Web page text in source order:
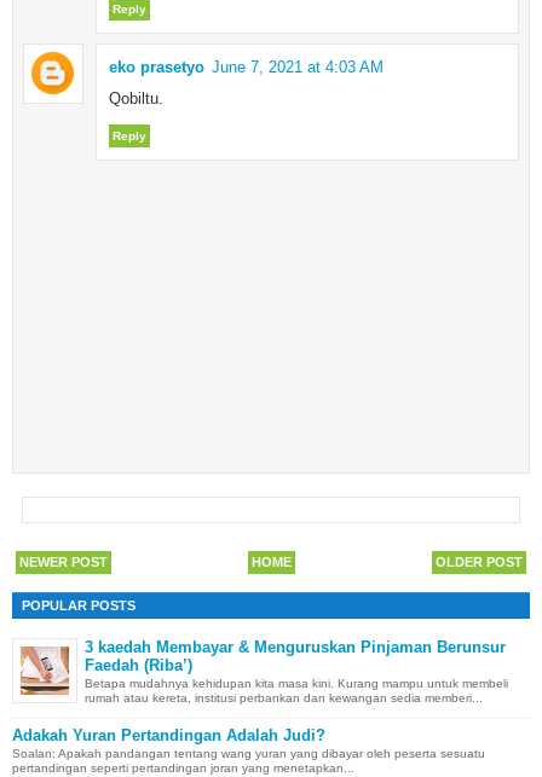
Reply
eko prasetyo June 7, 2021 at 4:03 AM
Qobiltu.
Reply
NEWER POST OLDER POST
HOME
POPULAR POSTS
3 kaedah Membayar & Menguruskan Pinjaman Berunsur
Faedah (Riba’)
Betapa mudahnya kehidupan kita masa kini. Kurang mampu untuk membeli
rumah atau kereta, institusi perbankan dan kewangan sedia memberi...
Adakah Yuran Pertandingan Adalah Judi?
Soalan: Apakah pandangan tentang wang yuran yang dibayar oleh peserta sesuatu
pertandingan seperti pertandingan joran yang menetapkan...